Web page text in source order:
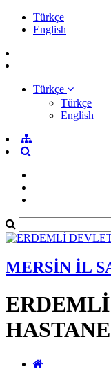
Türkçe
English
Türkçe
Türkçe
English
MERSİN İL